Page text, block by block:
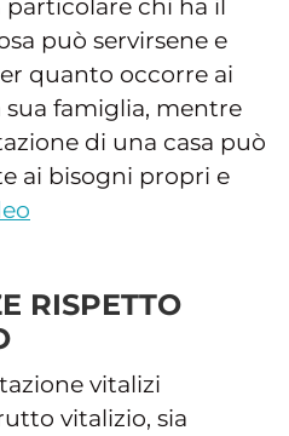
chi ha il
può servirsene e
quanto occorre ai
famiglia, mentre
di una casa può
ai bisogni propri e
RISPETTO
vitalizi
vitalizio, sia